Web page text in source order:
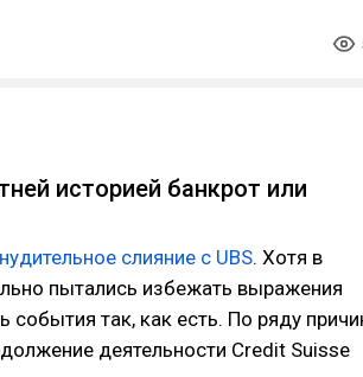
историей банкрот или
слияние с UBS. Хотя в
пытались избежать выражения
события так, как есть. По ряду
деятельности Credit Suisse